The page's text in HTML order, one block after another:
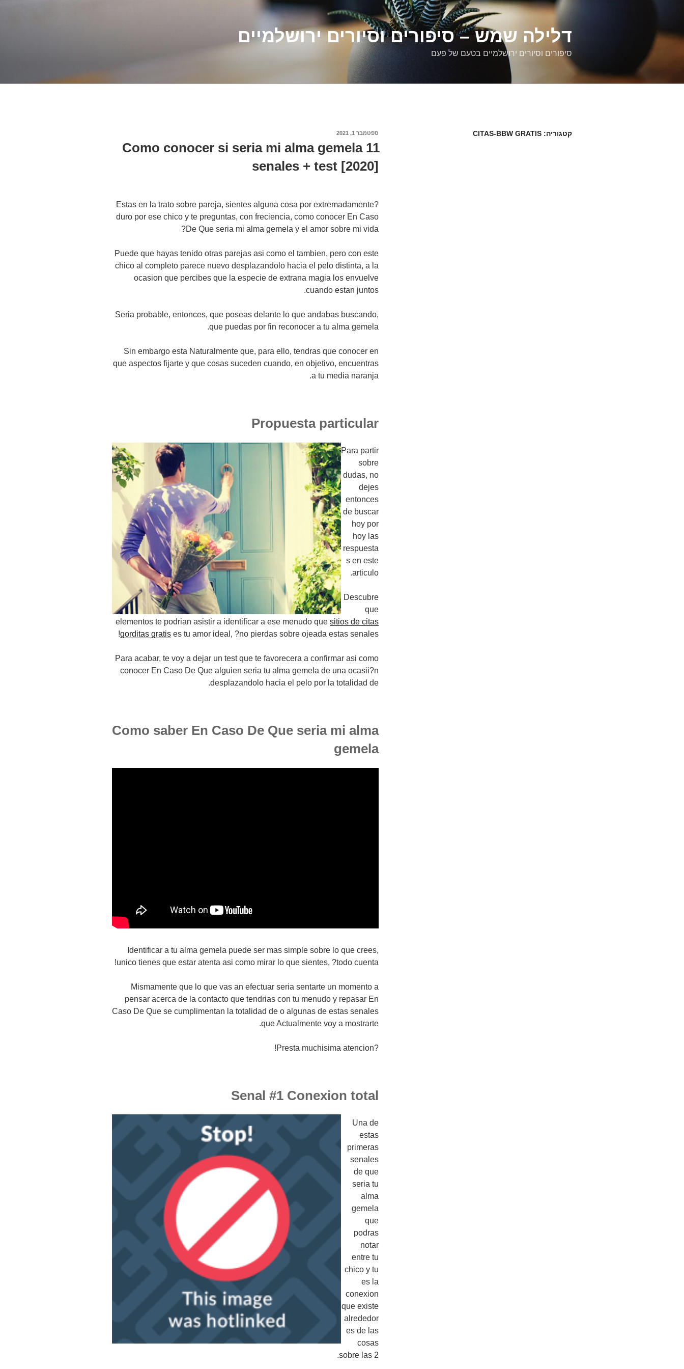
דלילה שמש – סיפורים וסיורים ירושלמיים
סיפורים וסיורים ירושלמיים בטעם של פעם
קטגוריה: CITAS-BBW GRATIS
פורסם
ספטמבר 1, 2021
Como conocer si seria mi alma gemela 11
senales + test [2020]
?Estas en la trato sobre pareja, sientes alguna cosa por extremadamente
duro por ese chico y te preguntas, con freciencia, como conocer En Caso
De Que seria mi alma gemela y el amor sobre mi vida?
Puede que hayas tenido otras parejas asi como el tambien, pero con este
chico al completo parece nuevo desplazandolo hacia el pelo distinta, a la
ocasion que percibes que la especie de extrana magia los envuelve
cuando estan juntos.
Seria probable, entonces, que poseas delante lo que andabas buscando,
que puedas por fin reconocer a tu alma gemela.
Sin embargo esta Naturalmente que, para ello, tendras que conocer en
que aspectos fijarte y que cosas suceden cuando, en objetivo, encuentras
a tu media naranja.
Propuesta particular
Para partir
sobre
dudas, no
dejes
entonces
de buscar
hoy por
hoy las
respuesta
s en este
articulo.
Descubre
que
elementos te podrian asistir a identificar a ese menudo quesitios de citas
gorditas gratis es tu amor ideal, ?no pierdas sobre ojeada estas senales!
Para acabar, te voy a dejar un test que te favorecera a confirmar asi como
conocer En Caso De Que alguien seria tu alma gemela de una ocasii?n
desplazandolo hacia el pelo por la totalidad de.
Como saber En Caso De Que seria mi alma
gemela
Identificar a tu alma gemela puede ser mas simple sobre lo que crees,
unico tienes que estar atenta asi como mirar lo que sientes, ?todo cuenta!
Mismamente que lo que vas an efectuar seria sentarte un momento a
pensar acerca de la contacto que tendrias con tu menudo y repasar En
Caso De Que se cumplimentan la totalidad de o algunas de estas senales
que Actualmente voy a mostrarte.
?Presta muchisima atencion!
Senal #1 Conexion total
Una de
estas
primeras
senales
de que
seria tu
alma
gemela
que
podras
notar
entre tu
chico y tu
es la
conexion
que existe
alrededor
es de las
cosas
sobre las 2.